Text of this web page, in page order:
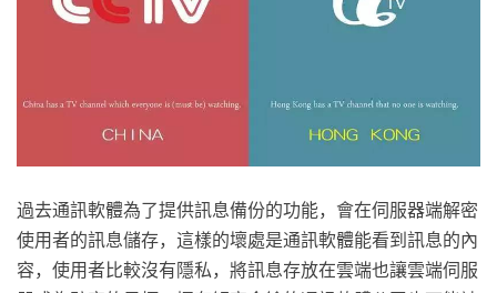
過去通訊軟體為了提供訊息備份的功能，會在伺服器端解密
使用者的訊息儲存，這樣的壞處是通訊軟體能看到訊息的內
容，使用者比較沒有隱私，將訊息存放在雲端也讓雲端伺服